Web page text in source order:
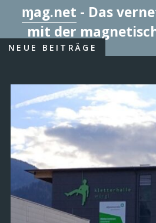
ɱag.net - Das
mit der
NEUE BEITRÄGE